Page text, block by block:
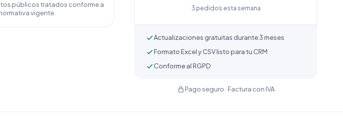
públicos tratados conforme a
vigente.
3 pedidos esta semana
Actualizaciones gratuitas durante 3 meses
Formato Excel y CSV listo para tu CRM
Conforme al RGPD
Pago seguro · Factura con IVA